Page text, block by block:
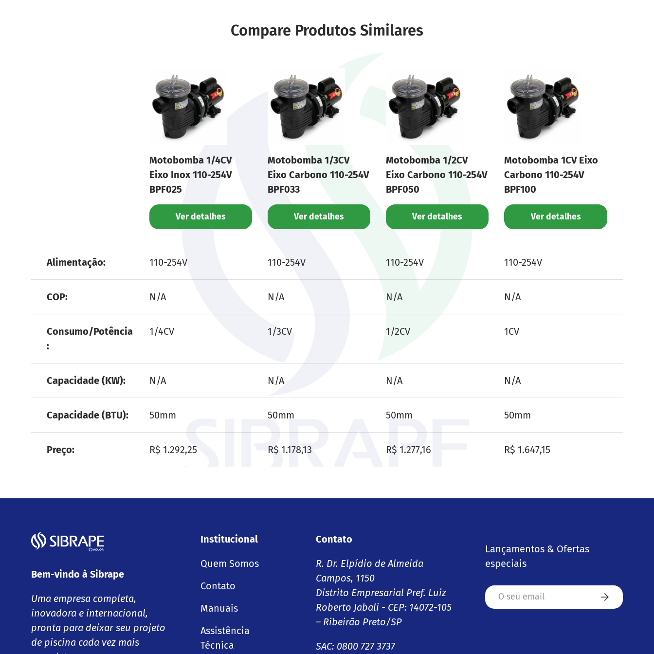
Compare Produtos Similares
Motobomba 1/4CV
Eixo Inox 110-254V
BPF025
Ver detalhes
Motobomba 1/3CV
Eixo Carbono 110-254V
BPF033
Ver detalhes
Motobomba 1/2CV
Eixo Carbono 110-254V
BPF050
Ver detalhes
Motobomba 1CV Eixo
Carbono 110-254V
BPF100
Ver detalhes
Alimentação 110-254V 110-254V 110-254V 110-254V
COP N/A N/A N/A N/A
Consumo/Potência 1/4CV 1/3CV 1/2CV 1CV
Capacidade (KW) N/A N/A N/A N/A
Capacidade (BTU) 50mm 50mm 50mm 50mm
Preço Preço normal
R$ 1.292,25 Preço normal
R$ 1.178,13 Preço normal
R$ 1.277,16 Preço normal
R$ 1.647,15
Bem-vindo à Sibrape
Uma empresa completa,
inovadora e internacional,
pronta para deixar seu projeto
de piscina cada vez mais
Institucional
Quem Somos
Contato
Manuais
Assistência
Técnica
Contato
R. Dr. Elpídio de Almeida
Campos, 1150
Distrito Empresarial Pref. Luiz
Roberto Jabali - CEP: 14072-105
– Ribeirão Preto/SP
SAC: 0800 727 3737
Lançamentos & Ofertas
especiais
Email Subscrever